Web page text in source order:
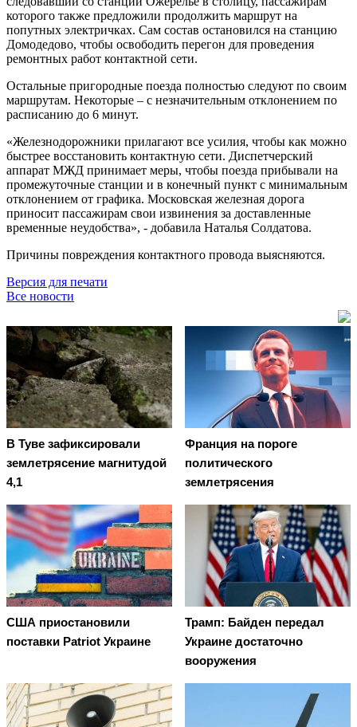
которого также предложили продолжить маршрут на
попутных электричках. Сам состав остановился на станцию
Домодедово, чтобы освободить перегон для проведения
ремонтных работ контактной сети.
Остальные пригородные поезда полностью следуют по своим
маршрутам. Некоторые – с незначительным отклонением по
расписанию до 6 минут.
«Железнодорожники прилагают все усилия, чтобы как можно
быстрее восстановить контактную сети. Диспетчерский
аппарат МЖД принимает меры, чтобы поезда прибывали на
промежуточные станции и в конечный пункт с минимальным
отклонением от графика. Московская железная дорога
приносит пассажирам свои извинения за доставленные
временные неудобства», - добавила Наталья Солдатова.
Причины повреждения контактного провода выясняются.
Версия для печати
Все новости
В Туве зафиксировали
землетрясение магнитудой
4,1
Франция на пороге
политического
землетрясения
США приостановили
поставки Patriot Украине
Трамп: Байден передал
Украине достаточно
вооружения